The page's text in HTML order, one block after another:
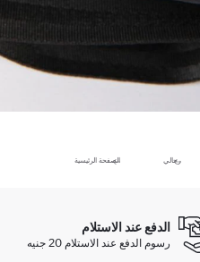
الصفحة الرئيسية رجالي
الدفع عند الاستلام
رسوم الدفع عند الاستلام 20 جنيه